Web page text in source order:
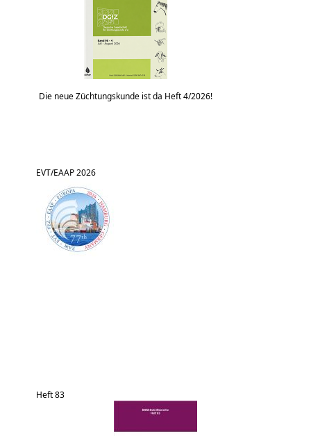
Die neue Züchtungskunde ist da Heft 4/2026!
EVT/EAAP 2026
Heft 83